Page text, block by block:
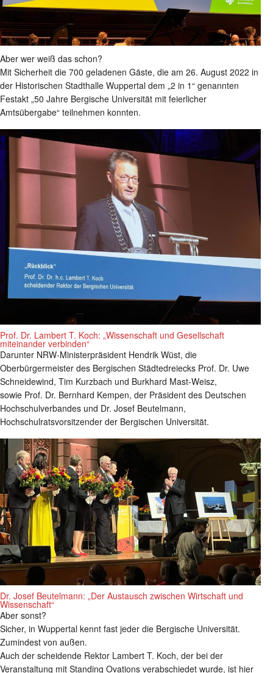
Aber wer weiß das schon?
Mit Sicherheit die 700 geladenen Gäste, die am 26. August 2022 in
der Historischen Stadthalle Wuppertal dem „2 in 1“ genannten
Festakt „50 Jahre Bergische Universität mit feierlicher
Amtsübergabe“ teilnehmen konnten.
Prof. Dr. Lambert T. Koch: „Wissenschaft und Gesellschaft
miteinander verbinden“
Darunter NRW-Ministerpräsident Hendrik Wüst, die
Oberbürgermeister des Bergischen Städtedreiecks Prof. Dr. Uwe
Schneidewind, Tim Kurzbach und Burkhard Mast-Weisz,
sowie Prof. Dr. Bernhard Kempen, der Präsident des Deutschen
Hochschulverbandes und Dr. Josef Beutelmann,
Hochschulratsvorsitzender der Bergischen Universität.
Dr. Josef Beutelmann: „Der Austausch zwischen Wirtschaft und
Wissenschaft“
Aber sonst?
Sicher, in Wuppertal kennt fast jeder die Bergische Universität.
Zumindest von außen.
Auch der scheidende Rektor Lambert T. Koch, der bei der
Veranstaltung mit Standing Ovations verabschiedet wurde, ist hier